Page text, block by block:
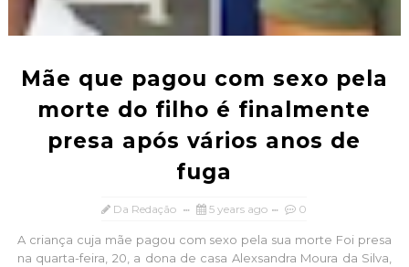
Mãe que pagou com sexo pela
morte do filho é finalmente
presa após vários anos de
fuga
Da Redação 5 years ago 0
A criança cuja mãe pagou com sexo pela sua morte Foi presa
na quarta-feira, 20, a dona de casa Alexsandra Moura da Silva,